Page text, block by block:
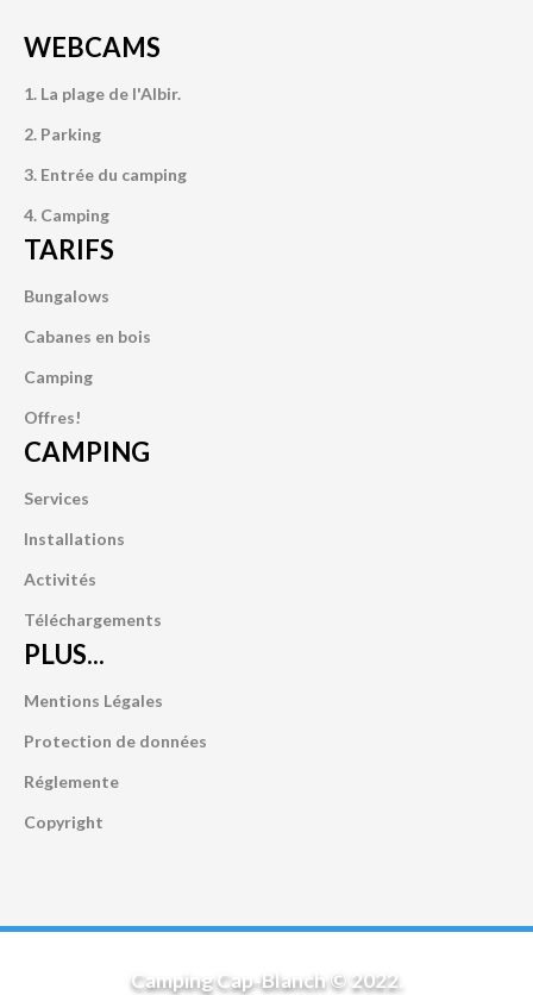
WEBCAMS
1. La plage de l'Albir.
2. Parking
3. Entrée du camping
4. Camping
TARIFS
Bungalows
Cabanes en bois
Camping
Offres!
CAMPING
Services
Installations
Activités
Téléchargements
PLUS...
Mentions Légales
Protection de données
Réglemente
Copyright
Camping Cap-Blanch © 2022.